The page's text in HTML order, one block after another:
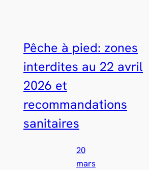
Pêche à pied: zones
interdites au 22 avril
2026 et
recommandations
sanitaires
20
mars